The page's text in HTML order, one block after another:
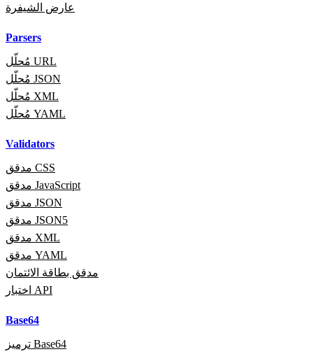
عارض الشيفرة
Parsers
مُحلّل URL
مُحلّل JSON
مُحلّل XML
مُحلّل YAML
Validators
مدقق CSS
مدقق JavaScript
مدقق JSON
مدقق JSON5
مدقق XML
مدقق YAML
مدقق بطاقة الائتمان
اختبار API
Base64
ترميز Base64